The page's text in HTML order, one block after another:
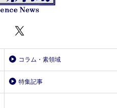
コラム・素領域
特集記事